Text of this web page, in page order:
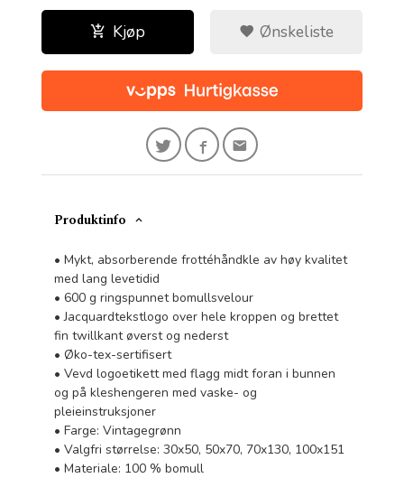
Kjøp Ønskeliste
Produktinfo
• Mykt, absorberende frottéhåndkle av høy kvalitet
med lang levetidid
• 600 g ringspunnet bomullsvelour
• Jacquardtekstlogo over hele kroppen og brettet
fin twillkant øverst og nederst
• Øko-tex-sertifisert
• Vevd logoetikett med flagg midt foran i bunnen
og på kleshengeren med vaske- og
pleieinstruksjoner
• Farge: Vintagegrønn
• Valgfri størrelse: 30x50, 50x70, 70x130, 100x151
• Materiale: 100 % bomull